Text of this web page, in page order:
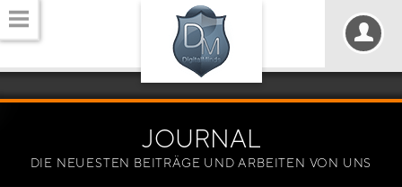
JOURNAL
DIE NEUESTEN BEITRÄGE UND ARBEITEN VON UNS